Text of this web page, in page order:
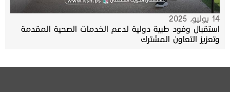
14 يوليو، 2025
استقبال وفود طبية دولية لدعم الخدمات الصحية المقدمة
وتعزيز التعاون المشترك